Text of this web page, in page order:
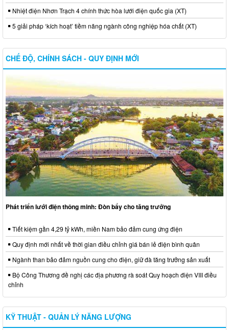
Nhiệt điện Nhơn Trạch 4 chính thức hòa lưới điện quốc gia (XT)
5 giải pháp ‘kích hoạt’ tiềm năng ngành công nghiệp hóa chất (XT)
CHẾ ĐỘ, CHÍNH SÁCH - QUY ĐỊNH MỚI
Phát triển lưới điện thông minh: Đòn bẩy cho tăng trưởng
Tiết kiệm gần 4,29 tỷ kWh, miền Nam bảo đảm cung ứng điện
Quy định mới nhất về thời gian điều chỉnh giá bán lẻ điện bình quân
Ngành than bảo đảm nguồn cung cho điện, giữ đà tăng trưởng sản xuất
Bộ Công Thương đề nghị các địa phương rà soát Quy hoạch điện VIII điều
chỉnh
KỸ THUẬT - QUẢN LÝ NĂNG LƯỢNG